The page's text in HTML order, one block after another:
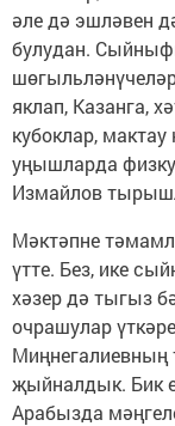
әле дә эшләвен
булудан.
яклап, Казанга,
кубоклар,
уңышларда
Измайлов
Мәктәпне
үтте. Без, ике
хәзер дә тыгыз
очрашулар
җыйналдык. Бик
Арабызда